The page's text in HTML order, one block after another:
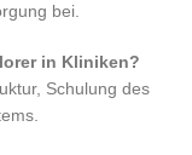
bei.
in Kliniken?
Schulung des